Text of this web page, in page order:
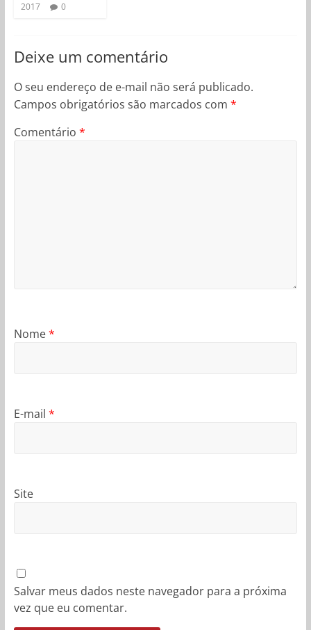
2017
0
Deixe um comentário
O seu endereço de e-mail não será publicado.
Campos obrigatórios são marcados com *
Comentário *
Nome*
E-mail *
Site
Salvar meus dados neste navegador para a próxima
vez que eu comentar.